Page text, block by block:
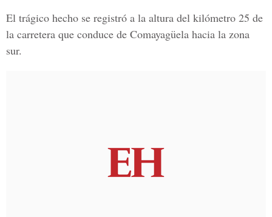
El trágico hecho se registró a la altura del kilómetro 25 de
la carretera que conduce de Comayagüela hacia la zona
sur.